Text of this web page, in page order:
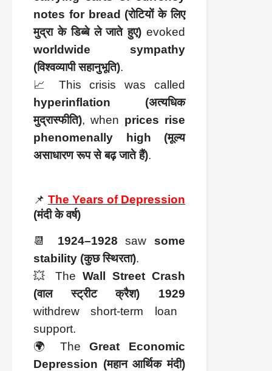
notes for bread (रोटियों के लिए
मुद्रा के डिब्बे ले जाते हुए) evoked
worldwide sympathy
(विश्वव्यापी सहानुभूति).
📈 This crisis was called
hyperinflation (अत्यधिक
मुद्रास्फीति), when prices rise
phenomenally high (मूल्य
असाधारण रूप से बढ़ जाते हैं).
📌 The Years of Depression
(मंदी के वर्ष)
📆 1924–1928 saw some
stability (कुछ स्थिरता).
💥 The Wall Street Crash
(वाल स्ट्रीट क्रैश) 1929
withdrew short-term loan
support.
🌍 TheGreat Economic
Depression (महान आर्थिक मंदी)